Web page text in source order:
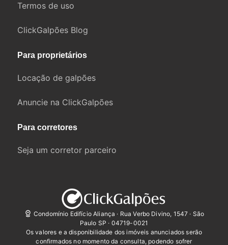
Termos de uso
ClickGalpões Blog
Para proprietários
Locação de galpões
Anuncie na ClickGalpões
Para corretores
Seja um corretor parceiro
Condomínio Edifício Aliança · Rua Verbo Divino, 1547 · São
Paulo SP · 04719-0021
Os valores e a disponibilidade dos imóveis anunciados serão
confirmados no momento da consulta, podendo sofrer